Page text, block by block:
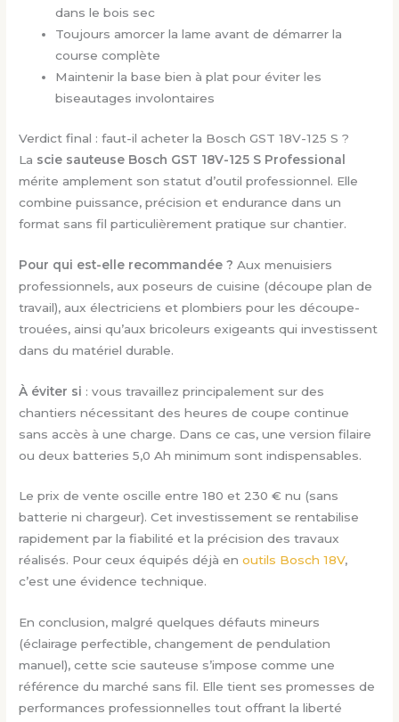
dans le bois sec
Toujours amorcer la lame avant de démarrer la
course complète
Maintenir la base bien à plat pour éviter les
biseautages involontaires
Verdict final : faut-il acheter la Bosch GST 18V-125 S ?
La scie sauteuse Bosch GST 18V-125 S Professional
mérite amplement son statut d’outil professionnel. Elle
combine puissance, précision et endurance dans un
format sans fil particulièrement pratique sur chantier.
Pour qui est-elle recommandée ? Aux menuisiers
professionnels, aux poseurs de cuisine (découpe plan de
travail), aux électriciens et plombiers pour les découpe-
trouées, ainsi qu’aux bricoleurs exigeants qui investissent
dans du matériel durable.
À éviter si : vous travaillez principalement sur des
chantiers nécessitant des heures de coupe continue
sans accès à une charge. Dans ce cas, une version filaire
ou deux batteries 5,0 Ah minimum sont indispensables.
Le prix de vente oscille entre 180 et 230 € nu (sans
batterie ni chargeur). Cet investissement se rentabilise
rapidement par la fiabilité et la précision des travaux
réalisés. Pour ceux équipés déjà enoutils Bosch 18V,
c’est une évidence technique.
En conclusion, malgré quelques défauts mineurs
(éclairage perfectible, changement de pendulation
manuel), cette scie sauteuse s’impose comme une
référence du marché sans fil. Elle tient ses promesses de
performances professionnelles tout offrant la liberté